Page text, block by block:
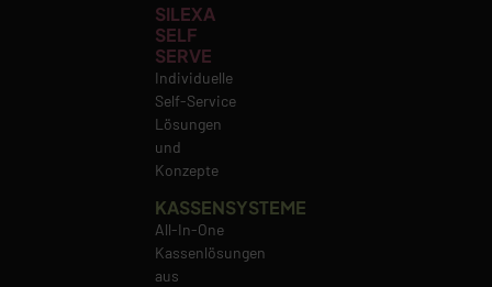
SILEXA
SELF
SERVE
Individuelle
Self-Service
Lösungen
und
Konzepte
KASSENSYSTEME
All-In-One
Kassenlösungen
aus